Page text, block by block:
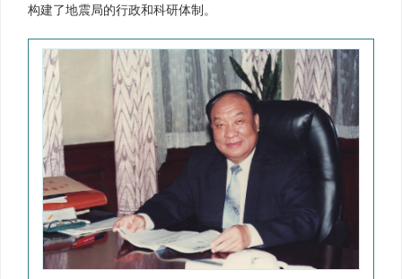
构建了地震局的行政和科研体制。